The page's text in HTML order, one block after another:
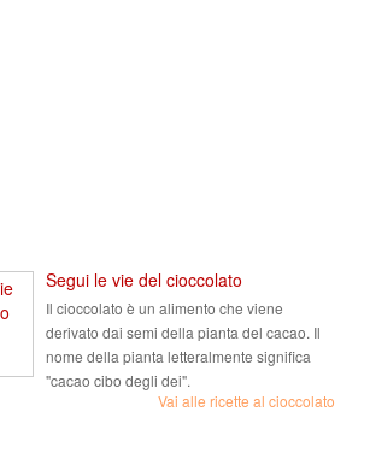
Segui le vie del cioccolato
Il cioccolato è un alimento che viene
derivato dai semi della pianta del cacao. Il
nome della pianta letteralmente significa
"cacao cibo degli dei".
Vai alle ricette al cioccolato